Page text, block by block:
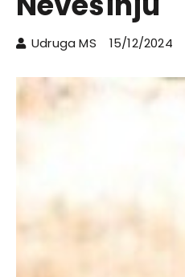
Udruga MS 15/12/2024